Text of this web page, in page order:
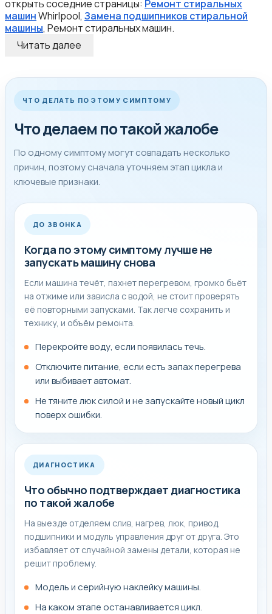
открыть соседние страницы: Ремонт стиральных
машинWhirlpool, Замена подшипников стиральной
машины, Ремонт стиральных машин.
Читать далее
ЧТО ДЕЛАТЬ ПО ЭТОМУ СИМПТОМУ
Что делаем по такой жалобе
По одному симптому могут совпадать несколько
причин, поэтому сначала уточняем этап цикла и
ключевые признаки.
ДО ЗВОНКА
Когда по этому симптому лучше не
запускать машину снова
Если машина течёт, пахнет перегревом, громко бьёт
на отжиме или зависла с водой, не стоит проверять
её повторными запусками. Так легче сохранить и
технику, и объём ремонта.
Перекройте воду, если появилась течь.
Отключите питание, если есть запах перегрева
или выбивает автомат.
Не тяните люк силой и не запускайте новый цикл
поверх ошибки.
ДИАГНОСТИКА
Что обычно подтверждает диагностика
по такой жалобе
На выезде отделяем слив, нагрев, люк, привод,
подшипники и модуль управления друг от друга. Это
избавляет от случайной замены детали, которая не
решит проблему.
Модель и серийную наклейку машины.
На каком этапе останавливается цикл.